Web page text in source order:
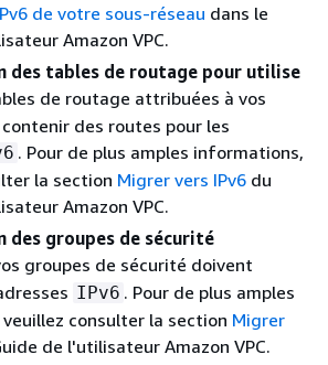
de votre sous-réseau dans le
Amazon VPC.
des tables de routage pour utilise
de routage attribuées à vos
des routes pour les
. Pour de plus amples informations,
la section Migrer vers IPv6 du
Amazon VPC.
des groupes de sécurité
groupes de sécurité doivent
IPv6 . Pour de plus amples
consulter la section Migrer
de l'utilisateur Amazon VPC.